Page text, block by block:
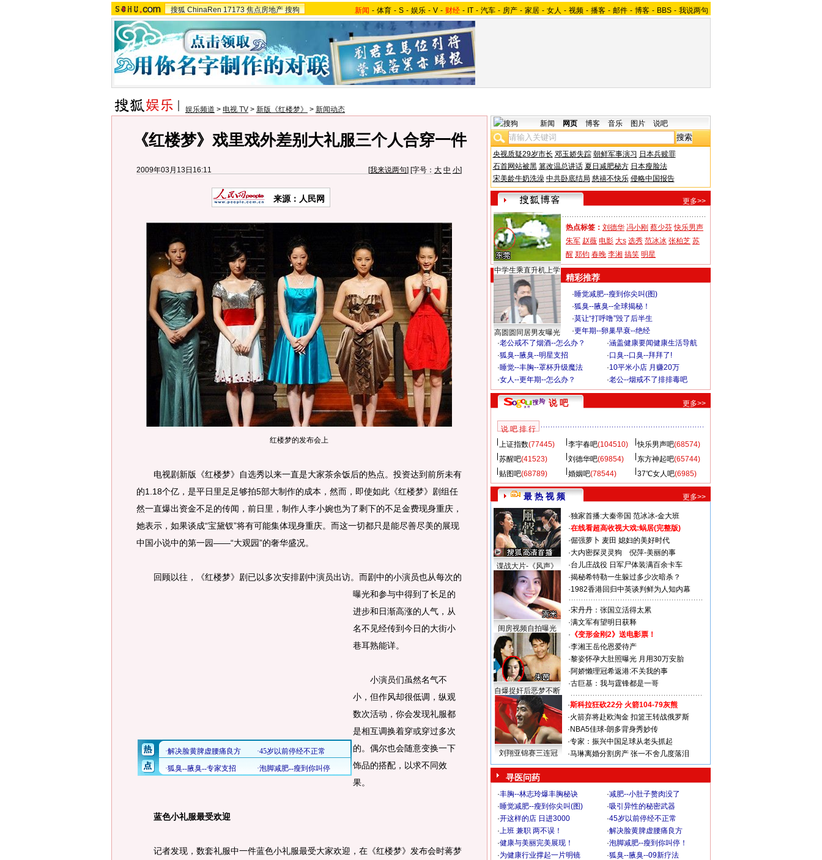
搜狐 ChinaRen 17173 焦点房地产 搜狗 新闻 - 体育 - S - 娱乐 - V - 财经 - IT - 汽车 - 房产 - 家居 - 女人 - 视频 - 播客 - 邮件 - 博客 - BBS - 我说两句
娱乐频道 > 电视 TV > 新版《红楼梦》 > 新闻动态
《红楼梦》戏里戏外差别大礼服三个人合穿一件
2009年03月13日16:11 [我来说两句] [字号： 大 中 小]
来源：人民网
红楼梦的发布会上
电视剧新版《红楼梦》自选秀以来一直是大家茶余饭后的热点。投资达到前所未有
的1.18个亿，是平日里足足够拍5部大制作的成本，然而，即使如此《红楼梦》剧组任
然一直爆出资金不足的传闻，前日里，制作人李小婉也为了剩下的不足金费现身重庆，
她表示，如果谈成“宝黛钗”将有可能集体现身重庆。而这一切都只是能尽善尽美的展现
中国小说中的第一园——“大观园”的奢华盛况。
回顾以往，《红楼梦》剧已以多次安排剧中演员出访。 而剧中的小演员也从每次的
曝光和参与中得到了长足的
进步和日渐高涨的人气，从
名不见经传到今日的大街小
巷耳熟能详。
小演员们虽然名气不
小，但作风却很低调，纵观
数次活动，你会发现礼服都
是相互调换着穿或穿过多次
的。偶尔也会随意变换一下
饰品的搭配，以求不同效
果。
蓝色小礼服最受欢迎
记者发现，数套礼服中一件蓝色小礼服最受大家欢迎，在《红楼梦》发布会时蒋梦
新闻 网页 博客 音乐 图片 说吧
央视质疑29岁市长 邓玉娇失踪 朝鲜军事演习 日本兵赎罪
石首网站被黑 篡改温总讲话 夏日减肥秘方 日本瘦脸法
宋美龄牛奶洗澡 中共卧底结局 慈禧不快乐 侵略中国报告
更多>>
中学生乘直升机上学
高圆圆同居男友曝光
热点标签： 刘德华 冯小刚 蔡少芬 快乐男声
朱军 赵薇 电影 大s 选秀 范冰冰 张柏芝 苏
醒 郑钧 春晚 李湘 搞笑 明星
精彩推荐
·睡觉减肥--瘦到你尖叫(图)
·狐臭--腋臭--全球揭秘！
·莫让“打呼噜”毁了后半生
·更年期--卵巢早衰--绝经
·老公戒不了烟酒--怎么办？ ·涵盖健康要闻健康生活导航
·狐臭--腋臭--明星支招 ·口臭--口臭--拜拜了!
·睡觉--丰胸--罩杯升级魔法 ·10平米小店 月赚20万
·女人--更年期--怎么办？ ·老公--烟戒不了排排毒吧
说 吧 更多>>
说 吧 排 行
上证指数(77445) 李宇春吧(104510) 快乐男声吧(68574)
苏醒吧(41523) 刘德华吧(69854) 东方神起吧(65744)
贴图吧(68789) 婚姻吧(78544) 37℃女人吧(6985)
最 热 视 频 更多>>
谍战大片-《风声》
闺房视频自拍曝光
自爆捉奸后恶梦不断
·独家首播:大秦帝国 范冰冰-金大班
·在线看超高收视大戏:蜗居(完整版)
·倔强萝卜 麦田 媳妇的美好时代
·大内密探灵灵狗
倪萍-美丽的事
·台儿庄战役 日军尸体装满百余卡车
·揭秘希特勒一生躲过多少次暗杀？
·1982香港回归中英谈判鲜为人知内幕
·宋丹丹：张国立活得太累
·满文军有望明日获释
· 《变形金刚2》送电影票！
·李湘王岳伦恩爱待产
·黎姿怀孕大肚照曝光 月用30万安胎
·阿娇懒理冠希返港:不关我的事
·古巨基：我与霆锋都是一哥
刘翔亚锦赛三连冠
·斯科拉狂砍22分 火箭104-79灰熊
·火箭弃将赴欧淘金 扣篮王转战俄罗斯
· NBA5佳球-朗多背身秀妙传
·专家：振兴中国足球从老头抓起
·马琳离婚分割房产 张一不舍几度落泪
寻医问药
·丰胸--林志玲爆丰胸秘诀 ·减肥--小肚子赘肉没了
·睡觉减肥--瘦到你尖叫(图) ·吸引异性的秘密武器
·开这样的店 日进3000 ·45岁以前停经不正常
·上班 兼职 两不误！ ·解决脸黄脾虚腰痛良方
·健康与美丽完美展现！ ·泡脚减肥--瘦到你叫停！
·为健康行业撑起一片明镜 ·狐臭--腋臭--09新疗法